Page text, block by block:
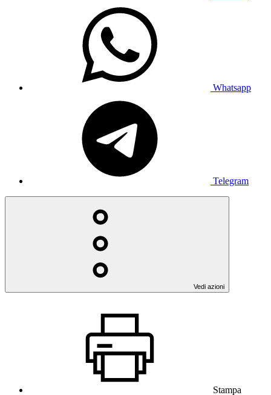
Whatsapp
Telegram
Vedi azioni
Stampa